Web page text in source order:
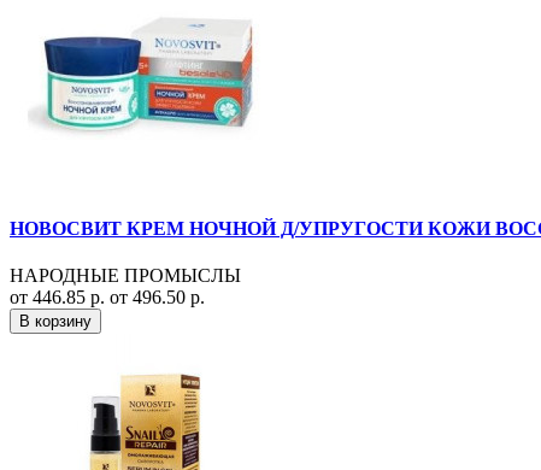
НОВОСВИТ КРЕМ НОЧНОЙ Д/УПРУГОСТИ КОЖИ
НАРОДНЫЕ ПРОМЫСЛЫ
от 446.85 р. от 496.50 р.
В корзину